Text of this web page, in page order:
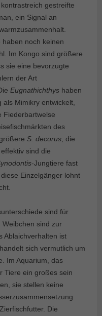
gestreifte
ein Signal an
noch keinen
Im Kongo sind größere
sie eine bevorzugte
der Art
Eugnathichthys haben
Mimikry entwickelt,
Fiederbartwelse
des
S. decorus , die
sind die
-Jungtiere fast
Einzelgänger lohnt
sind für
Weibchen sind zur
Ablaichverhalten ist
sich vermutlich um
Im Aquarium, das
Tiere ein großes sein
sie stellen keine
Die